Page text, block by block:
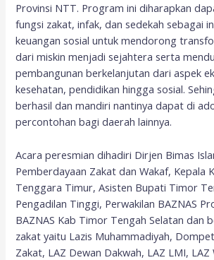
Provinsi NTT. Program ini diharapkan
fungsi zakat, infak, dan sedekah sebagai
keuangan sosial untuk mendorong
dari miskin menjadi sejahtera serta
pembangunan berkelanjutan dari aspek
kesehatan, pendidikan hingga sosial.
berhasil dan mandiri nantinya dapat di
percontohan bagi daerah lainnya.
Acara peresmian dihadiri Dirjen Bimas
Pemberdayaan Zakat dan Wakaf, Kepala
Tenggara Timur, Asisten Bupati Timor
Pengadilan Tinggi, Perwakilan BAZNAS
BAZNAS Kab Timor Tengah Selatan dan
zakat yaitu Lazis Muhammadiyah,
Zakat, LAZ Dewan Dakwah, LAZ LMI, LAZ